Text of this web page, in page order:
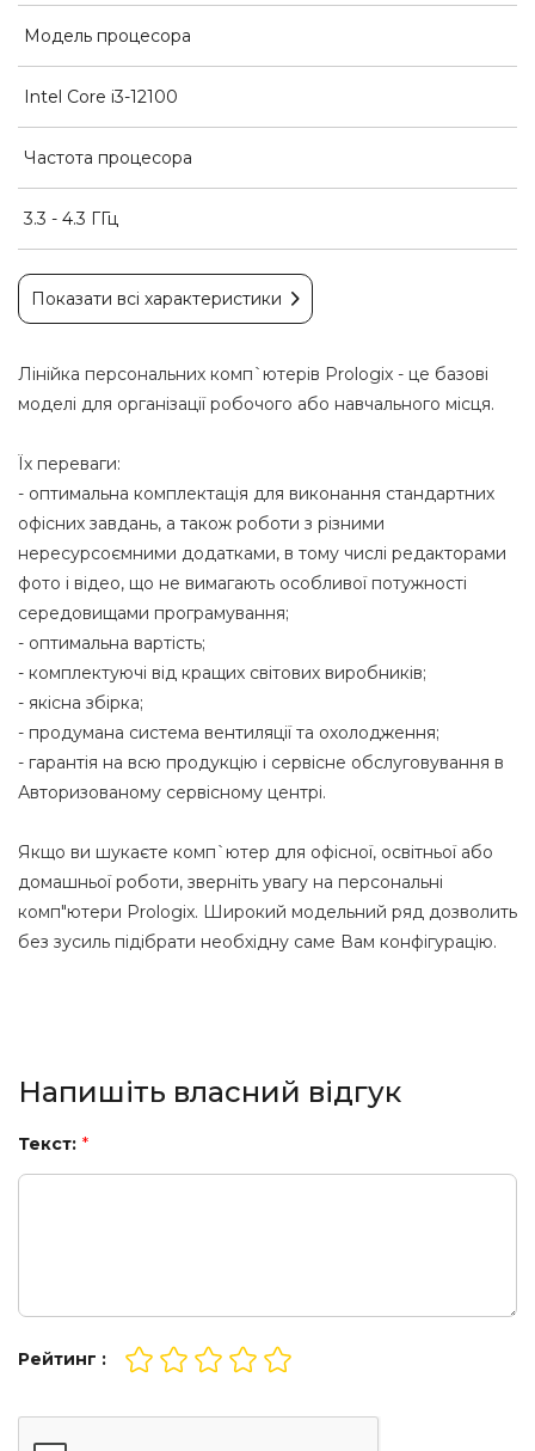
Модель процесора
Intel Core i3-12100
Частота процесора
3.3 - 4.3 ГГц
Показати всі характеристики
Лінійка персональних комп`ютерів Prologix - це базові
моделі для організації робочого або навчального місця.
Їх переваги:
- оптимальна комплектація для виконання стандартних
офісних завдань, а також роботи з різними
нересурсоємними додатками, в тому числі редакторами
фото і відео, що не вимагають особливої потужності
середовищами програмування;
- оптимальна вартість;
- комплектуючі від кращих світових виробників;
- якісна збірка;
- продумана система вентиляції та охолодження;
- гарантія на всю продукцію і сервісне обслуговування в
Авторизованому сервісному центрі.
Якщо ви шукаєте комп`ютер для офісної, освітньої або
домашньої роботи, зверніть увагу на персональні
комп"ютери Prologix. Широкий модельний ряд дозволить
без зусиль підібрати необхідну саме Вам конфігурацію.
Напишіть власний відгук
Текст: *
Рейтинг :